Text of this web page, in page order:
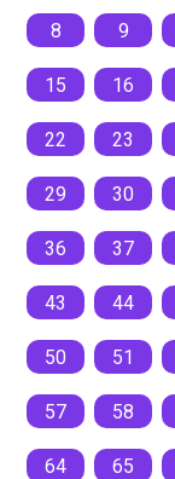
8 9
15 16
22 23
29 30
36 37
43 44
50 51
57 58
64 65